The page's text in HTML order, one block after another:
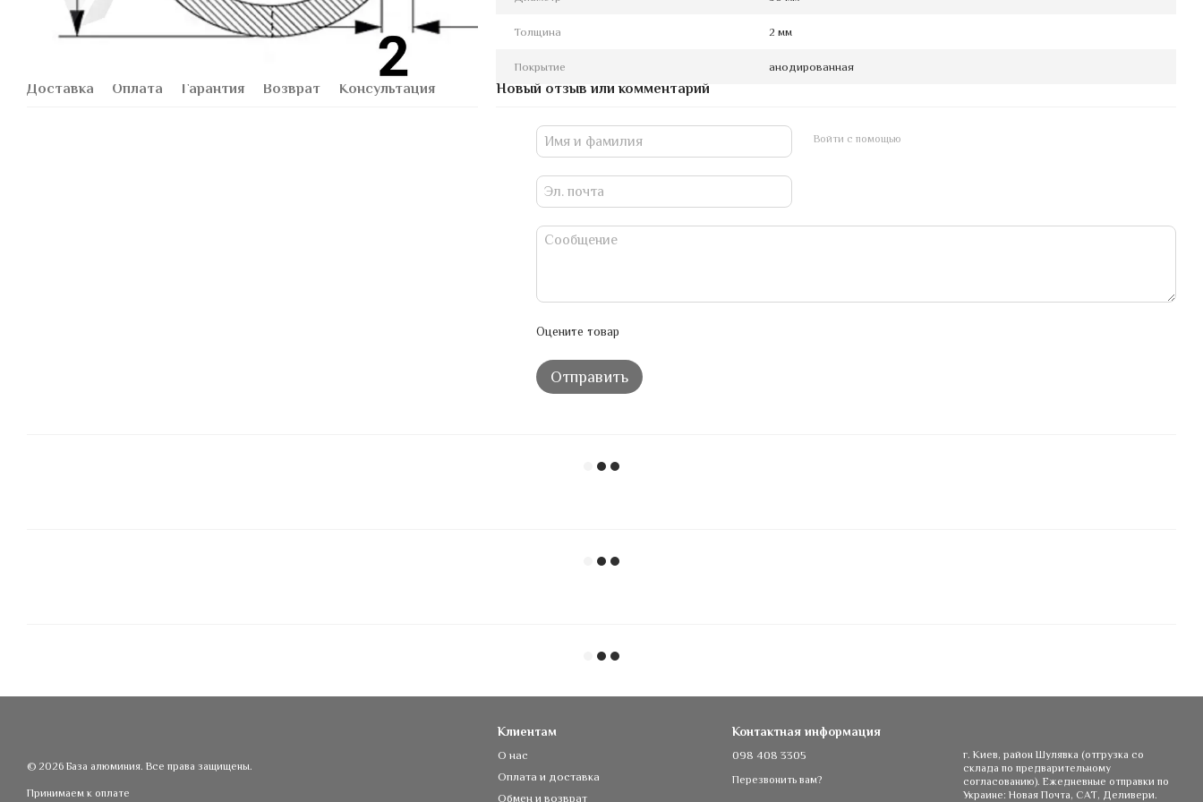
Доставка Оплата Гарантия Возврат Консультация
Толщина 2 мм
Покрытие анодированная
Новый отзыв или комментарий
Войти с помощью
Оцените товар
Отправить
© 2026 База алюминия. Все права защищены.
Принимаем к оплате
Клиентам
О нас
Оплата и доставка
Обмен и возврат
Контактная информация
098 408 3305
Перезвонить вам?
г. Киев, район Шулявка (отгрузка со
склада по предварительному
согласованию). Ежедневные отправки по
Украине: Новая Почта, САТ, Деливери.